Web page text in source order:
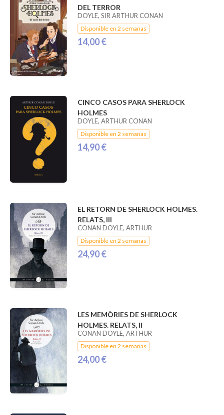
DEL TERROR
DOYLE, SIR ARTHUR CONAN
Disponible en 2 semanas
14,00 €
CINCO CASOS PARA SHERLOCK
HOLMES
DOYLE, ARTHUR CONAN
Disponible en 2 semanas
14,90 €
EL RETORN DE SHERLOCK HOLMES.
RELATS, III
CONAN DOYLE, ARTHUR
Disponible en 2 semanas
24,90 €
LES MEMÒRIES DE SHERLOCK
HOLMES. RELATS, II
CONAN DOYLE, ARTHUR
Disponible en 2 semanas
24,00 €